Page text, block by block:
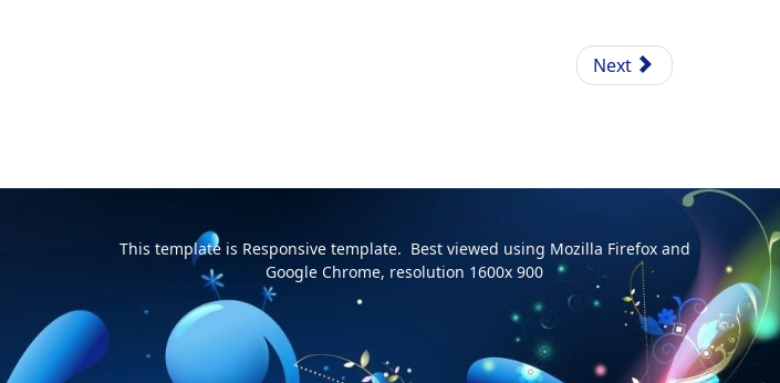
Next
This template is Responsive template. Best viewed using Mozilla Firefox and
Google Chrome, resolution 1600x 900